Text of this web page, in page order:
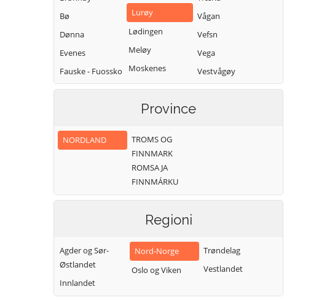
Bø
Dønna
Evenes
Fauske - Fuossko
Flakstad
Hadsel
Lurøy
Lødingen
Meløy
Moskenes
Narvik
Nesna
Rødøy
Røst
Vågan
Vefsn
Vega
Vestvågøy
Vevelstad
Province
NORDLAND
TROMS OG
FINNMARK
ROMSA JA
FINNMÁRKU
Regioni
Agder og Sør-
Østlandet
Innlandet
Nord-Norge
Oslo og Viken
Trøndelag
Vestlandet